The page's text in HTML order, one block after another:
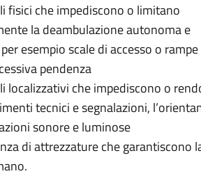
fisici che impediscono o limitano
la deambulazione autonoma e
esempio scale di accesso o rampe
pendenza
localizzativi che impediscono o
tecnici e segnalazioni,
sonore e luminose
di attrezzature che garantiscono